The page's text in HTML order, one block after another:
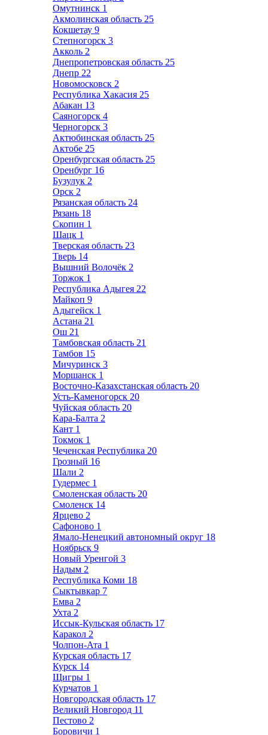
Омутнинск 1
Акмолинская область 25
Кокшетау 9
Степногорск 3
Акколь 2
Днепропетровская область 25
Днепр 22
Новомосковск 2
Республика Хакасия 25
Абакан 13
Саяногорск 4
Черногорск 3
Актюбинская область 25
Актобе 25
Оренбургская область 25
Оренбург 16
Бузулук 2
Орск 2
Рязанская область 24
Рязань 18
Скопин 1
Шацк 1
Тверская область 23
Тверь 14
Вышний Волочёк 2
Торжок 1
Республика Адыгея 22
Майкоп 9
Адыгейск 1
Астана 21
Ош 21
Тамбовская область 21
Тамбов 15
Мичуринск 3
Моршанск 1
Восточно-Казахстанская область 20
Усть-Каменогорск 20
Чуйская область 20
Кара-Балта 2
Кант 1
Токмок 1
Чеченская Республика 20
Грозный 16
Шали 2
Гудермес 1
Смоленская область 20
Смоленск 14
Ярцево 2
Сафоново 1
Ямало-Ненецкий автономный округ 18
Ноябрьск 9
Новый Уренгой 3
Надым 2
Республика Коми 18
Сыктывкар 7
Емва 2
Ухта 2
Иссык-Кульская область 17
Каракол 2
Чолпон-Ата 1
Курская область 17
Курск 14
Щигры 1
Курчатов 1
Новгородская область 17
Великий Новгород 11
Пестово 2
Боровичи 1